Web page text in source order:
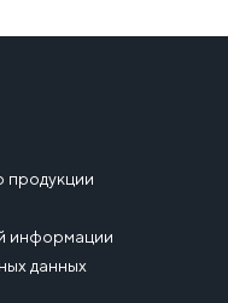
информации
данных